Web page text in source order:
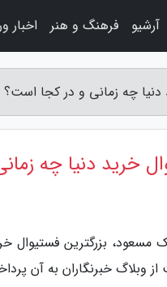
دنیا چه زمانی و در کجا
خرید دنیا چه
مسعود، بزرگترین
وبلاگ خبرنگاران به آن
آرشیو فرهنگ و هنر اخبار